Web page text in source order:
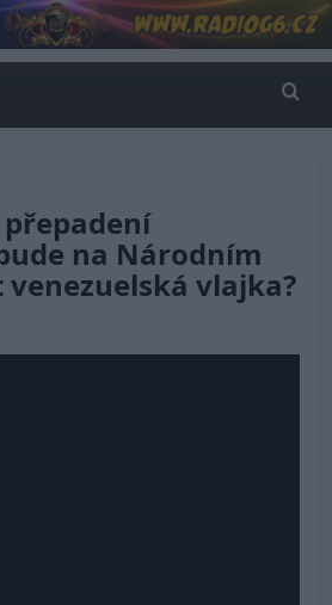
na Národním
venezuelská vlajka?